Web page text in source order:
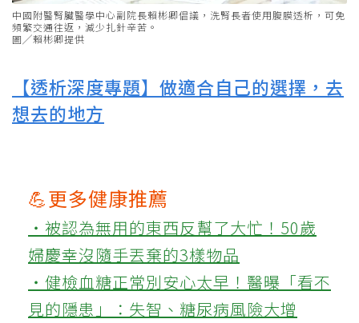
中國附醫腎臟醫學中心副院長賴彬卿倡議，洗腎長者使用腹膜透析，可免
頻繁交通往返，減少扎針辛苦。
圖╱賴彬卿提供
【透析深度專題】做適合自己的選擇，去
想去的地方
💪更多健康推薦
‧被認為無用的東西反幫了大忙！50歲
婦慶幸沒隨手丟棄的3樣物品
‧健檢血糖正常別安心太早！醫曝「看不
見的隱患」：失智、糖尿病風險大增